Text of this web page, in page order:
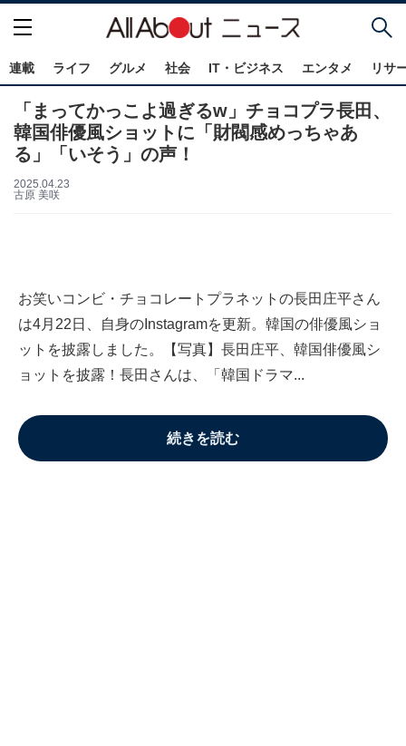
連載 ライフ グルメ 社会 IT・ビジネス エンタメ リサ
「まってかっこよ過ぎるw」チョコプラ長田、
韓国俳優風ショットに「財閥感めっちゃあ
る」「いそう」の声！
2025.04.23
古原 美咲
お笑いコンビ・チョコレートプラネットの長田庄平さん
は4月22日、自身のInstagramを更新。韓国の俳優風ショ
ットを披露しました。【写真】長田庄平、韓国俳優風シ
ョットを披露！長田さんは、「韓国ドラマ...
続きを読む